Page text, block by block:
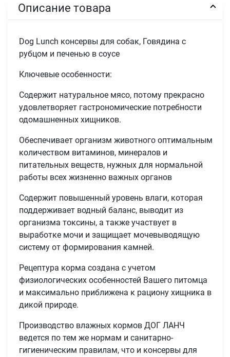
Описание товара
Dog Lunch консервы для собак, Говядина с
рубцом и печенью в соусе
Ключевые особенности:
Содержит натуральное мясо, потому прекрасно
удовлетворяет гастрономические потребности
одомашненных хищников.
Обеспечивает организм животного оптимальным
количеством витаминов, минералов и
питательных веществ, нужных для нормальной
работы всех жизненно важных органов
Содержит повышенный уровень влаги, которая
поддерживает водный баланс, выводит из
организма токсины, а также участвует в
выработке мочи и защищает мочевыводящую
систему от формирования камней.
Рецептура корма создана с учетом
физиологических особенностей Вашего питомца
и максимально приближена к рациону хищника в
дикой природе.
Производство влажных кормов ДОГ ЛАНЧ
ведется по тем же нормам и санитарно-
гигиеническим правилам, что и консервы для